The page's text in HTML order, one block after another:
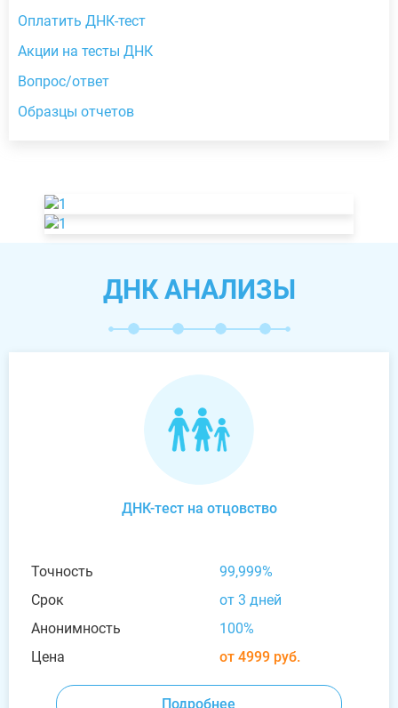
Оплатить ДНК-тест
Акции на тесты ДНК
Вопрос/ответ
Образцы отчетов
ДНК АНАЛИЗЫ
ДНК-тест на отцовство
Точность
99,999%
Срок
от 3 дней
Анонимность
100%
Цена
от 4999 руб.
Подробнее